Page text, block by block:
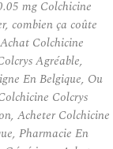
mg Colchicine
combien ça coûte
Colchicine
Agréable,
En Belgique, Ou
Colcrys
Acheter Colchicine
Pharmacie En